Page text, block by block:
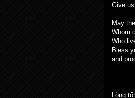
Give
May
Whom
Who
Bless
and
Lòng